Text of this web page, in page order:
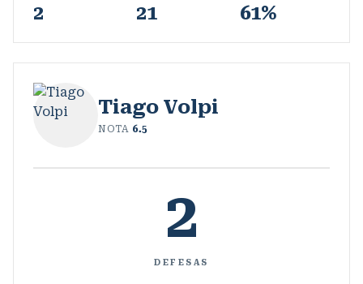
2 21 61%
Tiago Volpi
NOTA 6.5
2
DEFESAS